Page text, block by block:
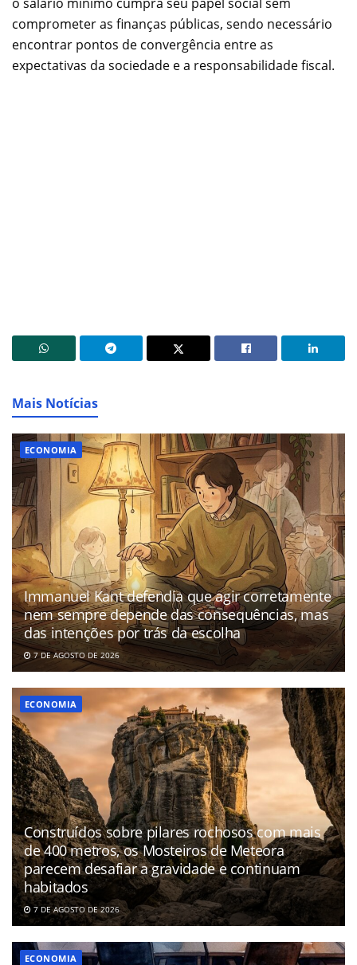
comprometer as finanças públicas, sendo necessário
encontrar pontos de convergência entre as
expectativas da sociedade e a responsabilidade fiscal.
Mais Notícias
ECONOMIA
Immanuel Kant defendia que agir corretamente
nem sempre depende das consequências, mas
das intenções por trás da escolha
7 DE AGOSTO DE 2026
ECONOMIA
Construídos sobre pilares rochosos com mais
de 400 metros, os Mosteiros de Meteora
parecem desafiar a gravidade e continuam
habitados
7 DE AGOSTO DE 2026
ECONOMIA